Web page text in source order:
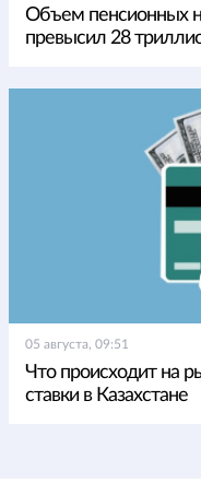
Объем пенсионных
превысил 28
05 августа, 09:51
Что происходит на
ставки в Казахстане